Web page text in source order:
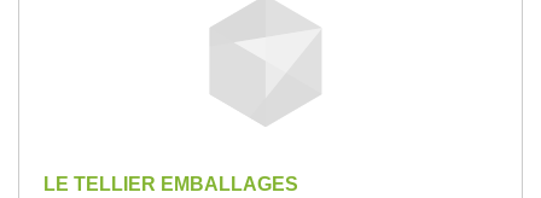
LE TELLIER EMBALLAGES